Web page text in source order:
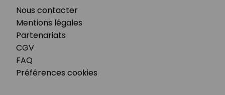
Nous contacter
Mentions légales
Partenariats
CGV
FAQ
Préférences cookies